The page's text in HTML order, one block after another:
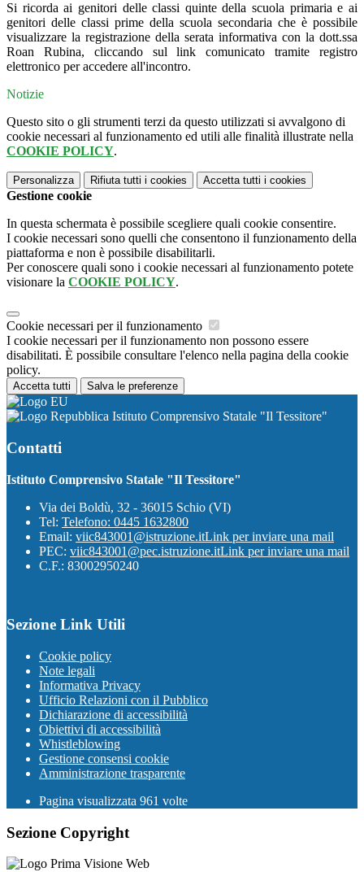
Si ricorda ai genitori delle classi quinte della scuola primaria e ai
genitori delle classi prime della scuola secondaria che è possibile
visualizzare la registrazione della serata informativa con la dott.ssa
Roan Rubina, cliccando sul link comunicato tramite registro
elettronico per accedere all'incontro.
Notizie
Questo sito o gli strumenti terzi da questo utilizzati si avvalgono di
cookie necessari al funzionamento ed utili alle finalità illustrate nella
COOKIE POLICY.
Personalizza Rifiuta tutti i cookies Accetta tutti i cookies
Gestione cookie
In questa schermata è possibile scegliere quali cookie consentire.
I cookie necessari sono quelli che consentono il funzionamento della
piattaforma e non è possibile disabilitarli.
Per conoscere quali sono i cookie necessari al funzionamento potete
visionare la COOKIE POLICY.
Cookie necessari per il funzionamento
I cookie necessari per il funzionamento non possono essere
disabilitati. È possibile consultare l'elenco nella pagina della cookie
policy.
Accetta tutti Salva le preferenze
Istituto Comprensivo Statale "Il Tessitore"
Contatti
Istituto Comprensivo Statale "Il Tessitore"
Via dei Boldù, 32 - 36015 Schio (VI)
Tel: Telefono: 0445 1632800
Email: viic843001@istruzione.itLink per inviare una mail
PEC: viic843001@pec.istruzione.itLink per inviare una mail
C.F.: 83002950240
Sezione Link Utili
Cookie policy
Note legali
Informativa Privacy
Ufficio Relazioni con il Pubblico
Dichiarazione di accessibilità
Obiettivi di accessibilità
Whistleblowing
Gestione consensi cookie
Amministrazione trasparente
Pagina visualizzata 961 volte
Sezione Copyright